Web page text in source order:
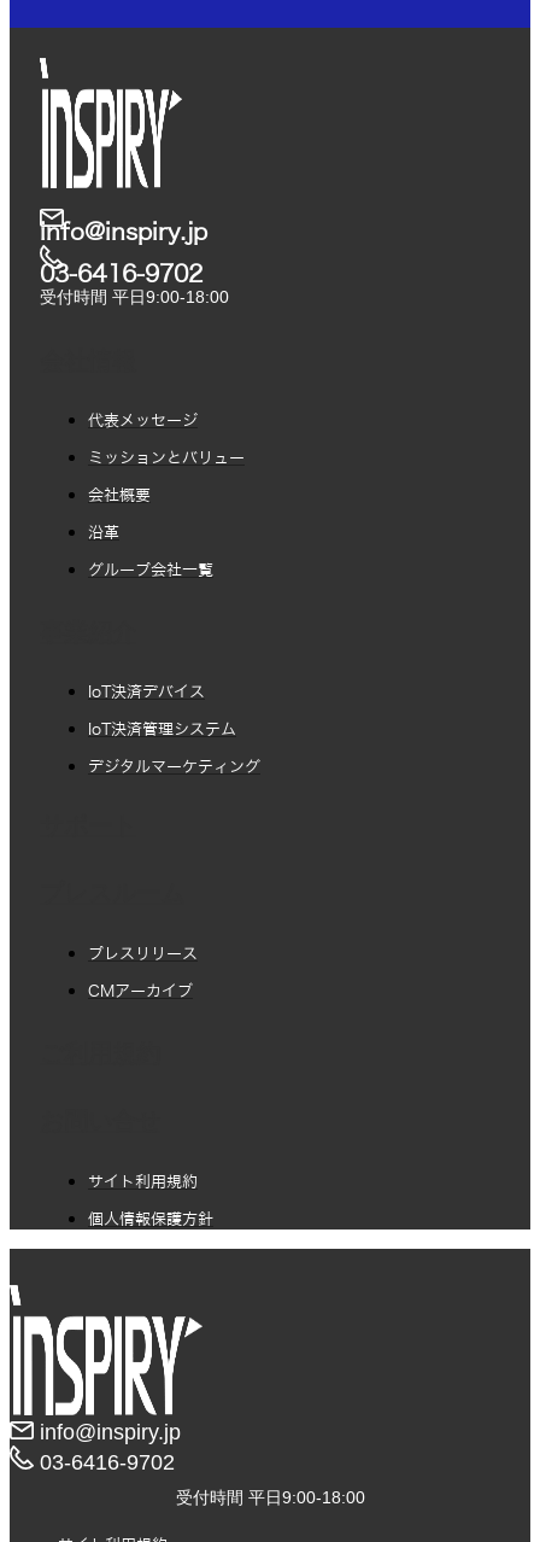
info@inspiry.jp
03-6416-9702​
受付時間 平日9:00-18:00
代表メッセージ
ミッションとバリュー
会社概要
沿革
グループ会社一覧
IoT決済デバイス
IoT決済管理システム
デジタルマーケティング
プレスリリース
CMアーカイブ
サイト利用規約
個人情報保護方針
info@inspiry.jp
03-6416-9702​
受付時間 平日9:00-18:00